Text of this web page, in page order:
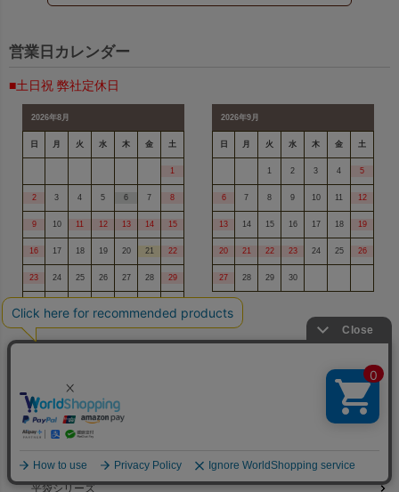
営業日カレンダー
■土日祝 弊社定休日
2026年8月
日 月 火 水 木 金 土
1
2 3 4 5 6 7 8
9 10 11 12 13 14 15
16 17 18 19 20 21 22
23 24 25 26 27 28 29
2026年9月
日 月 火 水 木 金 土
1 2 3 4 5
6 7 8 9 10 11 12
13 14 15 16 17 18 19
20 21 22 23 24 25 26
27 28 29 30
ラッピング
人気No,1ソフトバッグシリーズ
平袋シリーズ